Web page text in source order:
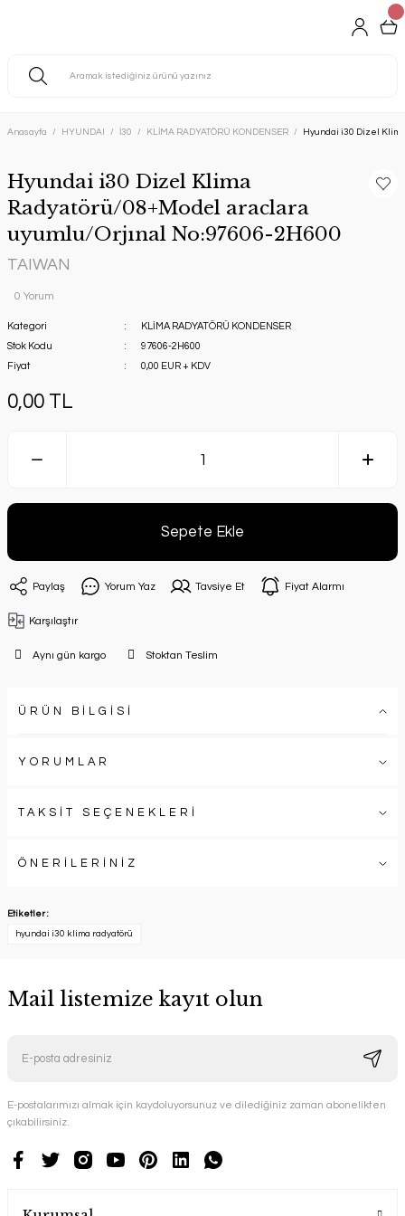
Anasayfa HYUNDAI İ30 KLİMA RADYATÖRÜ KONDENSER Hyundai i30 Dizel
Hyundai i30 Dizel Klima
Radyatörü/08+Model araclara
uyumlu/Orjınal No:97606-2H600
TAIWAN
0 Yorum
Kategori
KLİMA RADYATÖRÜ KONDENSER
Stok Kodu
97606-2H600
Fiyat
0,00 EUR + KDV
0,00 TL
Sepete Ekle
Paylaş Yorum Yaz Tavsiye Et Fiyat Alarmı
Karşılaştır
Aynı gün kargo Stoktan Teslim
ÜRÜN BİLGİSİ
YORUMLAR
TAKSİT SEÇENEKLERİ
ÖNERİLERİNİZ
Etiketler :
hyundai i30 klima radyatörü
Mail listemize kayıt olun
E-postalarımızı almak için kaydoluyorsunuz ve dilediğiniz zaman abonelikten
çıkabilirsiniz.